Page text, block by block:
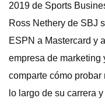
2019 de Sports
Ross Nethery de SBJ
ESPN a Mastercard y
empresa de marketing
comparte cómo
lo largo de su carrera